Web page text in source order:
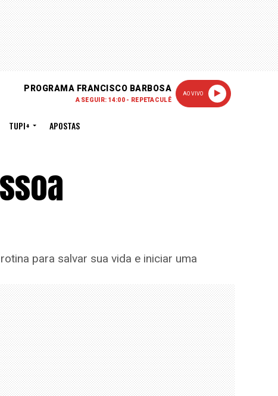
PROGRAMA FRANCISCO BARBOSA
A SEGUIR: 14:00 - REPETACULÊ
AO VIVO
TUPI+ APOSTAS
para salvar sua vida e iniciar uma